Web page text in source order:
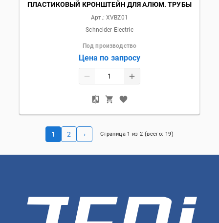
ПЛАСТИКОВЫЙ КРОНШТЕЙН ДЛЯ АЛЮМ. ТРУБЫ
Арт.: XVBZ01
Schneider Electric
Под производство
Цена по запросу
1 2 › Страница 1 из2 (всего: 19)